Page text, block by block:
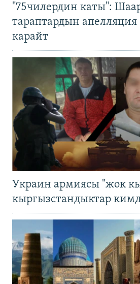
"75чилердин каты":
тараптардын
карайт
Украин армиясы "жок
кыргызстандыктар